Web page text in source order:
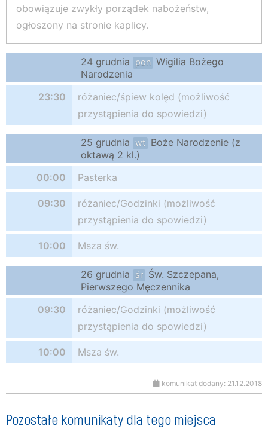
obowiązuje zwykły porządek nabożeństw,
ogłoszony na stronie kaplicy.
24 grudnia pon Wigilia Bożego
Narodzenia
23:30
różaniec/śpiew kolęd (możliwość
przystąpienia do spowiedzi)
25 grudnia wt Boże Narodzenie (z
oktawą 2 kl.)
00:00
Pasterka
09:30
różaniec/Godzinki (możliwość
przystąpienia do spowiedzi)
10:00 Msza św.
26 grudnia śr Św. Szczepana,
Pierwszego Męczennika
09:30
różaniec/Godzinki (możliwość
przystąpienia do spowiedzi)
10:00 Msza św.
komunikat dodany: 21.12.2018
Pozostałe komunikaty dla tego miejsca